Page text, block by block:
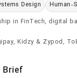
Design
in FinTech, digital
Kidzy & Zypod,
Brief